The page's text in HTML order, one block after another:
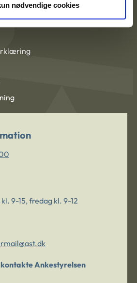
nødvendige cookies
9-15, fredag kl. 9-12
kontakte Ankestyrelsen